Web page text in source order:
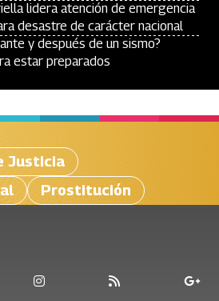
lidera atención de emergencia
desastre de carácter nacional
y después de un sismo?
estar preparados
Justicia
Prostitución